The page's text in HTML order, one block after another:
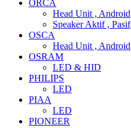
ORCA
Head Unit , Android
Speaker Aktif , Pasif
OSCA
Head Unit , Android
OSRAM
LED & HID
PHILIPS
LED
PIAA
LED
PIONEER